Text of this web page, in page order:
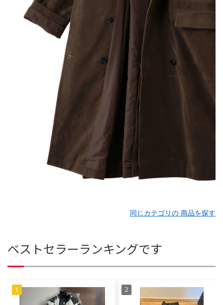
同じカテゴリの 商品を探す
ベストセラーランキングです